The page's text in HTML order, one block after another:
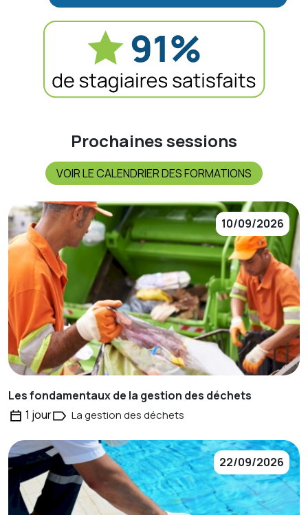
Prochaines sessions
VOIR LE CALENDRIER DES FORMATIONS
10/09/2026
Les fondamentaux de la gestion des déchets
1 jour
La gestion des déchets
22/09/2026